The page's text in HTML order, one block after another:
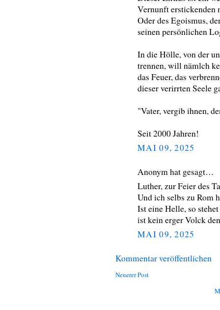
Vernunft erstickenden
Oder des Egoismus,
seinen persönlichen
In die Hölle, von der
trennen, will nämlch
das Feuer, das
dieser verirrten Seele
"Vater, vergib ihnen,
Seit 2000 Jahren!
MAI 09, 2025
Anonym hat gesagt…
Luther, zur Feier des
Und ich selbs zu Rom
Ist eine Helle, so
ist kein erger Volck
MAI 09, 2025
Kommentar veröffentlichen
Neuerer Post